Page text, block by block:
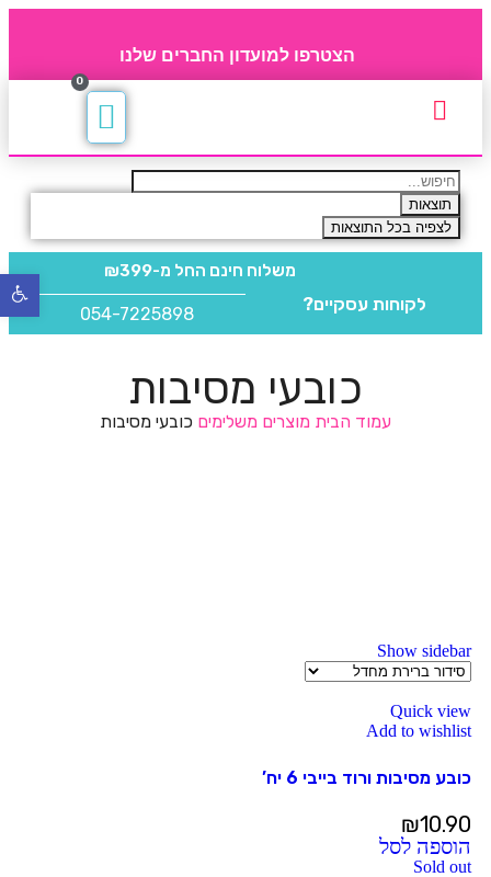
הצטרפו למועדון החברים שלנו
0
תוצאות
לצפיה בכל התוצאות
משלוח חינם החל מ-₪399
לקוחות עסקיים? 054-7225898
כובעי מסיבות
עמוד הבית מוצרים משלימים כובעי מסיבות
Show sidebar
Quick view
Add to wishlist
כובע מסיבות ורוד בייבי 6 יח’
₪10.90
הוספה לסל
Sold out
פתח